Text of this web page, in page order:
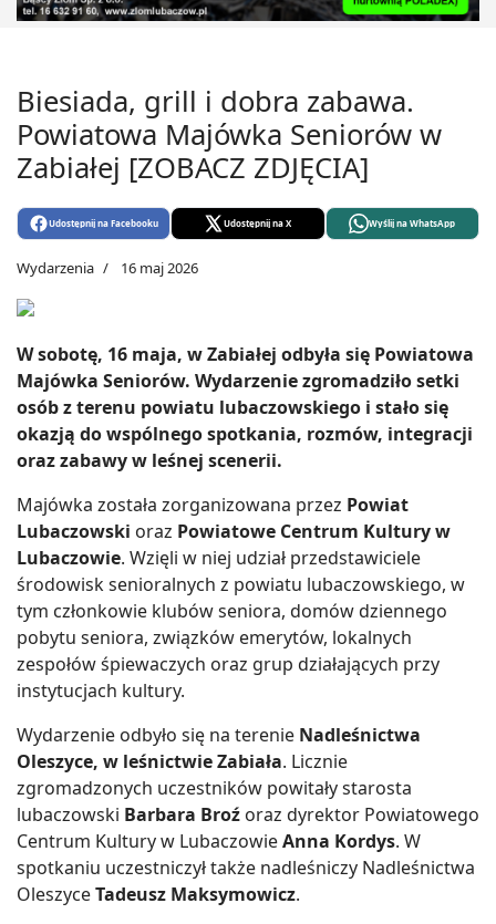
Biesiada, grill i dobra zabawa.
Powiatowa Majówka Seniorów w
Zabiałej [ZOBACZ ZDJĘCIA]
Udostępnij na Facebooku Udostępnij na X Wyślij na WhatsApp
Wydarzenia 16 maj 2026
W sobotę, 16 maja, w Zabiałej odbyła się Powiatowa
Majówka Seniorów. Wydarzenie zgromadziło setki
osób z terenu powiatu lubaczowskiego i stało się
okazją do wspólnego spotkania, rozmów, integracji
oraz zabawy w leśnej scenerii.
Majówka została zorganizowana przez Powiat
Lubaczowski oraz Powiatowe Centrum Kultury w
Lubaczowie. Wzięli w niej udział przedstawiciele
środowisk senioralnych z powiatu lubaczowskiego, w
tym członkowie klubów seniora, domów dziennego
pobytu seniora, związków emerytów, lokalnych
zespołów śpiewaczych oraz grup działających przy
instytucjach kultury.
Wydarzenie odbyło się na terenie Nadleśnictwa
Oleszyce, w leśnictwie Zabiała. Licznie
zgromadzonych uczestników powitały starosta
lubaczowski Barbara Broź oraz dyrektor Powiatowego
Centrum Kultury w LubaczowieAnna Kordys. W
spotkaniu uczestniczył także nadleśniczy Nadleśnictwa
OleszyceTadeusz Maksymowicz.